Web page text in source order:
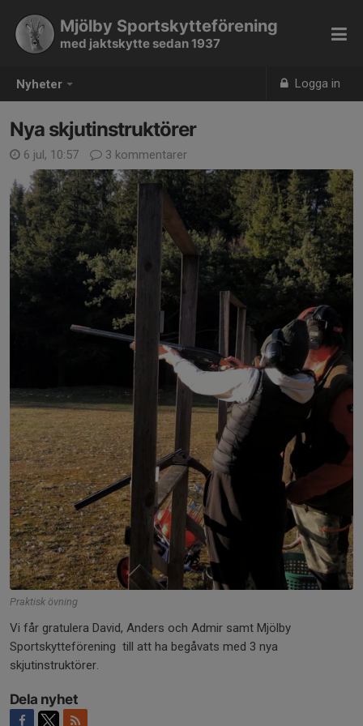
Nyheter Logga in
Mjölby Sportskytteförening
med jaktskytte sedan 1937
Nya skjutinstruktörer
6 jul, 10:57 3 kommentarer
Praktisk övning
Vi får gratulera David, Anders och Admir samt Mjölby
Sportskytteförening till att ha begåvats med 3 nya
skjutinstruktörer.
Dela nyhet